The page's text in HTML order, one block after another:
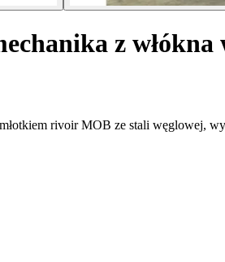
z włókna
rivoir MOB ze stali węglowej,